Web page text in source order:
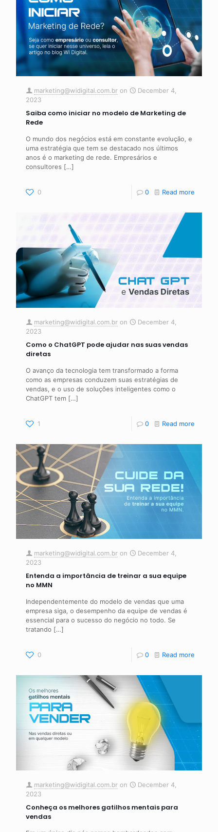
marketing@widigital.com.br on
December 4,
2023
Saiba como iniciar no modelo de Marketing de
Rede
O mundo dos negócios está em constante evolução, e
uma estratégia que tem se destacado nos últimos
anos é o marketing de rede. Empresários e
consultores […]
0 0 Read more
marketing@widigital.com.br on
December 4,
2023
Como o ChatGPT pode ajudar nas suas vendas
diretas
O avanço da tecnologia tem transformado a forma
como as empresas conduzem suas estratégias de
vendas, e o uso de soluções inteligentes como o
ChatGPT tem […]
1 0 Read more
marketing@widigital.com.br on
December 4,
2023
Entenda a importância de treinar a sua equipe
no MMN
Independentemente do modelo de vendas que uma
empresa siga, o desempenho da equipe de vendas é
essencial para o sucesso do negócio no todo. Se
tratando […]
0 0 Read more
marketing@widigital.com.br on
December 4,
2023
Conheça os melhores gatilhos mentais para
vendas